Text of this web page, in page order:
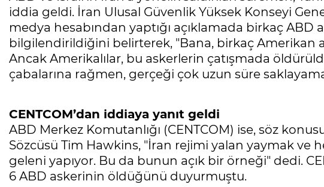
iddia geldi. İran Ulusal Güvenlik Yüksek Konseyi
medya hesabından yaptığı açıklamada birkaç ABD
bilgilendirildiğini belirterek, "Bana, birkaç Amerikan
Ancak Amerikalılar, bu askerlerin çatışmada
çabalarına rağmen, gerçeği çok uzun süre
CENTCOM’dan iddiaya yanıt geldi
ABD Merkez Komutanlığı (CENTCOM) ise, söz
Sözcüsü Tim Hawkins, "İran rejimi yalan yaymak ve
geleni yapıyor. Bu da bunun açık bir örneği" dedi.
6 ABD askerinin öldüğünü duyurmuştu.